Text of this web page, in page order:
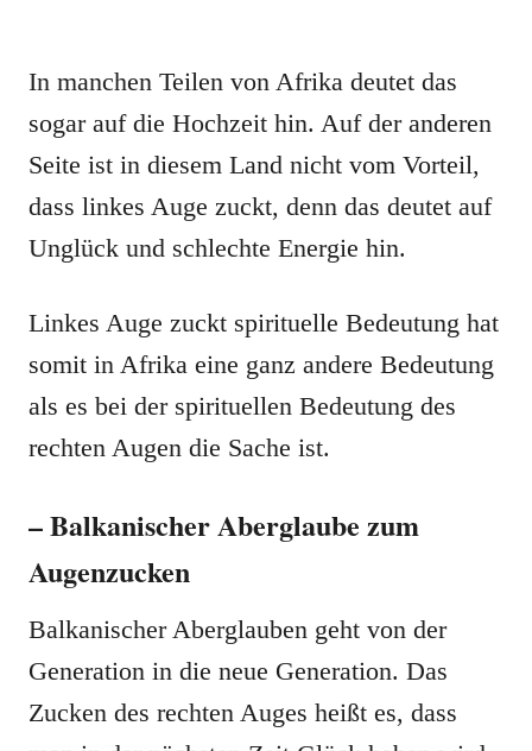
In manchen Teilen von Afrika deutet das
sogar auf die Hochzeit hin. Auf der anderen
Seite ist in diesem Land nicht vom Vorteil,
dass linkes Auge zuckt, denn das deutet auf
Unglück und schlechte Energie hin.
Linkes Auge zuckt spirituelle Bedeutung hat
somit in Afrika eine ganz andere Bedeutung
als es bei der spirituellen Bedeutung des
rechten Augen die Sache ist.
– Balkanischer Aberglaube zum
Augenzucken
Balkanischer Aberglauben geht von der
Generation in die neue Generation. Das
Zucken des rechten Auges heißt es, dass